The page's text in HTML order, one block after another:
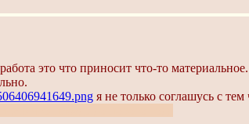
это что приносит что-то
я не только соглашусь с